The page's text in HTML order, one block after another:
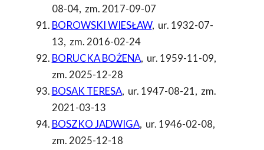
08-04, zm. 2017-09-07
BOROWSKI WIESŁAW, ur. 1932-07-
13, zm. 2016-02-24
BORUCKA BOŻENA, ur. 1959-11-09,
zm. 2025-12-28
BOSAK TERESA, ur. 1947-08-21, zm.
2021-03-13
BOSZKO JADWIGA, ur. 1946-02-08,
zm. 2025-12-18